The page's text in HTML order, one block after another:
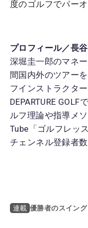
度のゴルフでパー
プロフィール／長
深堀圭一郎のマネ
間国内外のツアー
フインストラクタ
DEPARTURE
ルフ理論や指導メ
Tube「ゴルフレッ
チェンネル登録者
連載 優勝者のスイング